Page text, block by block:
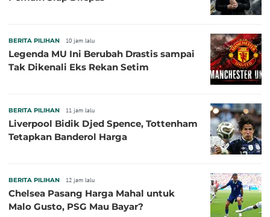
BERITA PILIHAN 10 jam lalu
Legenda MU Ini Berubah Drastis sampai
Tak Dikenali Eks Rekan Setim
BERITA PILIHAN 11 jam lalu
Liverpool Bidik Djed Spence, Tottenham
Tetapkan Banderol Harga
BERITA PILIHAN 12 jam lalu
Chelsea Pasang Harga Mahal untuk
Malo Gusto, PSG Mau Bayar?